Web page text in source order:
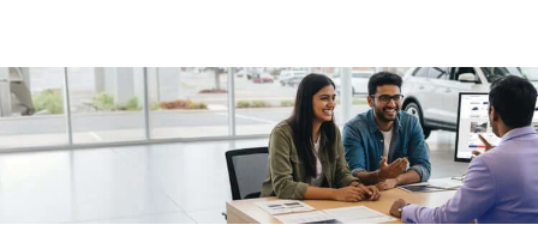
/fragments/plp-details